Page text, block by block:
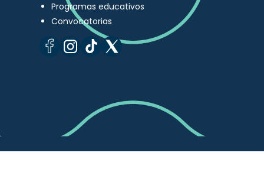
Programas educativos
Convocatorias